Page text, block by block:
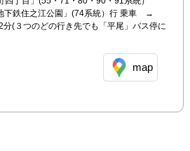
下鉄住之江公園」(74系統）行 乗車　→
分(３つのどの行き先でも「平尾」バス停に
map